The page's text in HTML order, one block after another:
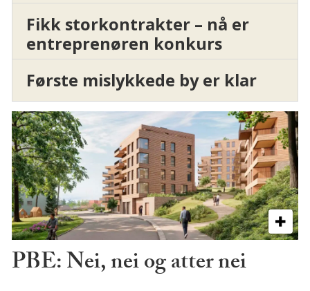
Fikk storkontrakter – nå er
entreprenøren konkurs
Første mislykkede by er klar
PBE: Nei, nei og atter nei